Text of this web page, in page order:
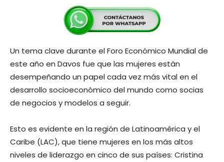
Un tema clave durante el Foro Económico Mundial de
este año en Davos fue que las mujeres están
desempeñando un papel cada vez más vital en el
desarrollo socioeconómico del mundo como socias
de negocios y modelos a seguir.
Esto es evidente en la región de Latinoamérica y el
Caribe (LAC), que tiene mujeres en los más altos
niveles de liderazgo en cinco de sus países: Cristina